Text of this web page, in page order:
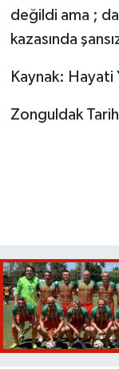
değildi ama ;
kazasında
Kaynak: Hayati
Zonguldak Tarih